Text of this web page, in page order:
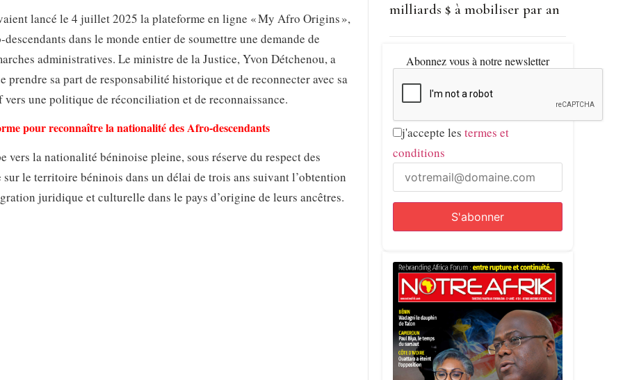
lancé le 4 juillet 2025 la plateforme en ligne « My Afro Origins »,
dans le monde entier de soumettre une demande de
administratives. Le ministre de la Justice, Yvon Détchenou, a
sa part de responsabilité historique et de reconnecter avec sa
une politique de réconciliation et de reconnaissance.
pour reconnaître la nationalité des Afro-descendants
vers la nationalité béninoise pleine, sous réserve du respect des
le territoire béninois dans un délai de trois ans suivant l’obtention
juridique et culturelle dans le pays d’origine de leurs ancêtres.
milliards $ à mobiliser par an
Abonnez vous à notre newsletter
j'accepte les termes et
conditions